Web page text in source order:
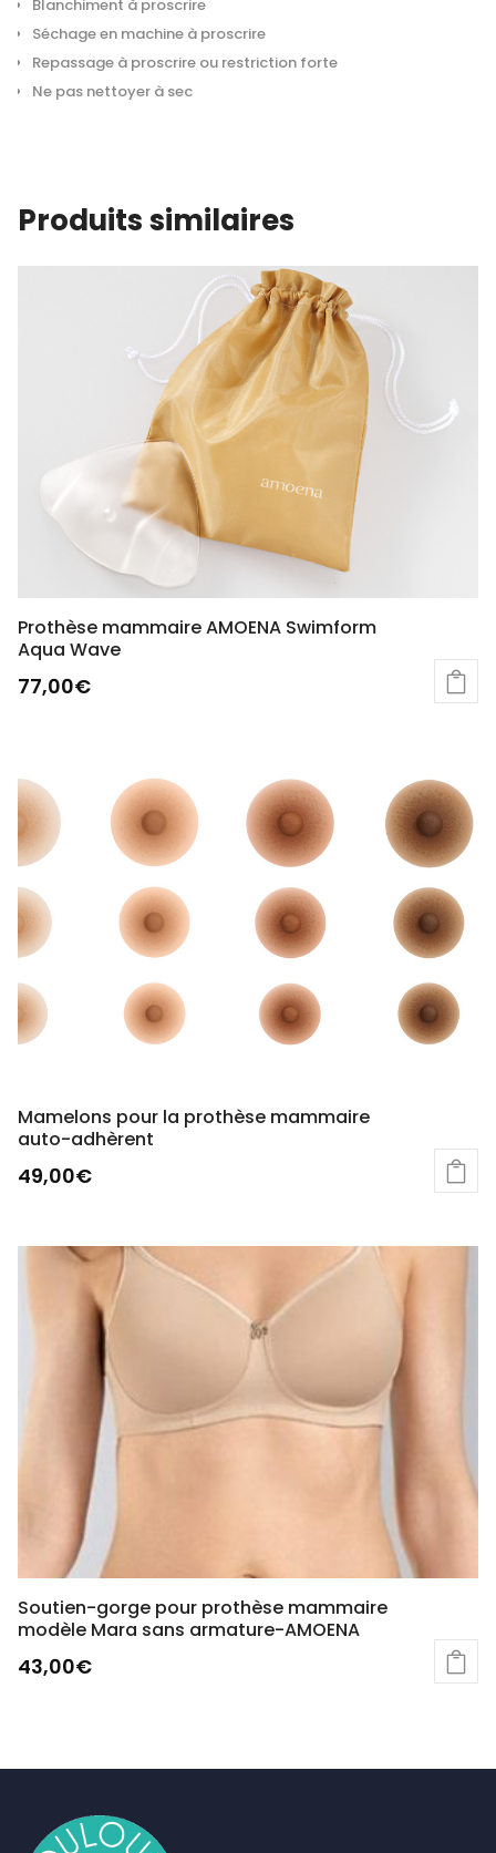
Blanchiment à proscrire
Séchage en machine à proscrire
Repassage à proscrire ou restriction forte
Ne pas nettoyer à sec
Produits similaires
Prothèse mammaire AMOENA Swimform
Aqua Wave
77,00€
Mamelons pour la prothèse mammaire
auto-adhèrent
49,00€
a
variations.
la
Soutien-gorge pour prothèse mammaire
modèle Mara sans armature-AMOENA
43,00€
plusieurs
options